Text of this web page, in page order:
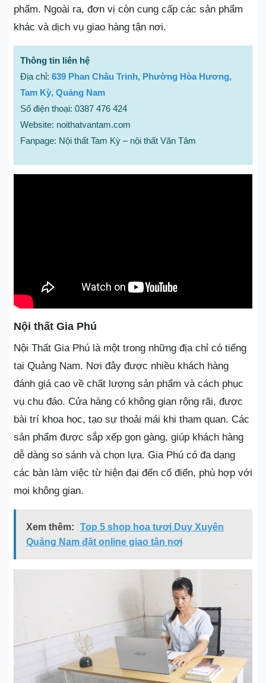
phẩm. Ngoài ra, đơn vị còn cung cấp các sản phẩm
khác và dịch vụ giao hàng tận nơi.
Thông tin liên hệ
Địa chỉ: 639 Phan Châu Trinh, Phường Hòa Hương,
Tam Kỳ, Quảng Nam
Số điện thoại: 0387 476 424
Website: noithatvantam.com
Fanpage: Nội thất Tam Kỳ – nội thất Văn Tâm
Nội thất Gia Phú
Nội Thất Gia Phú là một trong những địa chỉ có tiếng
tại Quảng Nam. Nơi đây được nhiều khách hàng
đánh giá cao về chất lượng sản phẩm và cách phục
vụ chu đáo. Cửa hàng có không gian rộng rãi, được
bài trí khoa học, tạo sự thoải mái khi tham quan. Các
sản phẩm được sắp xếp gọn gàng, giúp khách hàng
dễ dàng so sánh và chọn lựa. Gia Phú có đa dạng
các bàn làm việc từ hiện đại đến cổ điển, phù hợp với
mọi không gian.
Xem thêm:
Top 5 shop hoa tươi Duy Xuyên
Quảng Nam đặt online giao tận nơi